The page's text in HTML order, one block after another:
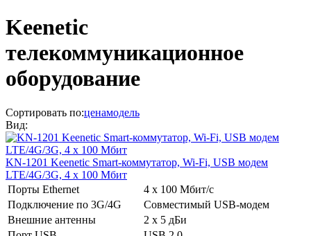
Keenetic
телекоммуникационное
оборудование
Сортировать по:ценамодель
Вид:
KN-1201 Keenetic Smart-коммутатор, Wi-Fi, USB модем
LTE/4G/3G, 4 х 100 Мбит
Порты Ethernet
4 x 100 Мбит/с
Подключение по 3G/4G
Cовместимый USB-модем
Внешние антенны
2 х 5 дБи